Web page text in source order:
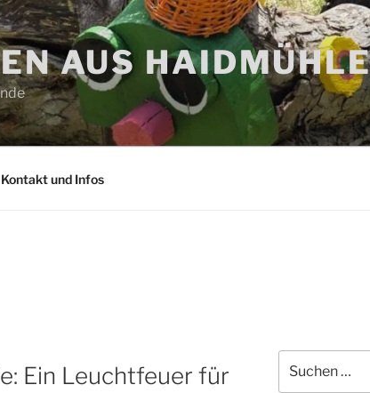
AUS
Kontakt und Infos
Ein Leuchtfeuer für
nach: